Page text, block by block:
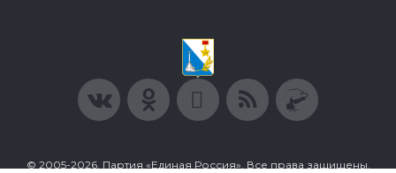
© 2005-2026, Партия «Единая Россия». Все права защищены.